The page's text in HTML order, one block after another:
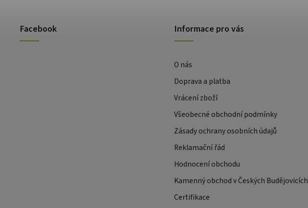
Facebook Informace pro vás
O nás
Doprava a platba
Vrácení zboží
Všeobecné obchodní podmínky
Zásady ochrany osobních údajů
Reklamační řád
Hodnocení obchodu
Kamenný obchod v Českých Budějovicích
Certifikace